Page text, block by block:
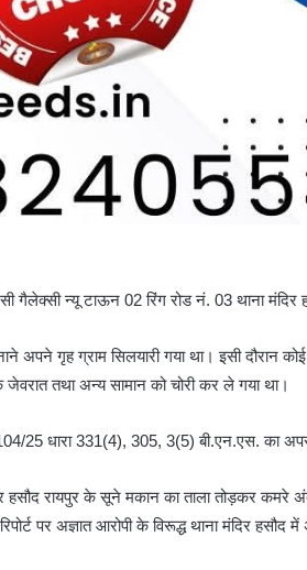
गैलेक्सी न्यू टाऊन 02 रिंग रोड नं. 03 थाना मंदिर
अपने गृह ग्राम सिलयारी गया था। इसी दौरान
तथा अन्य सामान को चोरी कर ले गया था।
25 धारा 331(4), 305, 3(5) बी.एन.एस. का
हसौद रायपुर के सूने मकान का ताला तोड़कर
पर अज्ञात आरोपी के विरूद्ध थाना मंदिर